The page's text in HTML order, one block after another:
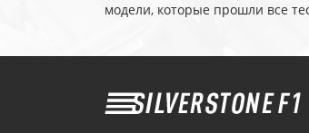
модели, которые прошли все